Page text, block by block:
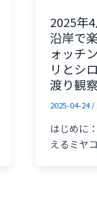
2025年
沿岸で
ォッチ
リとシ
渡り観
2025-04-24/
はじめに
えるミヤ